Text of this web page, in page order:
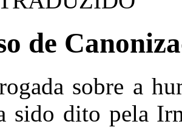
de
sobre a
sido dito pela